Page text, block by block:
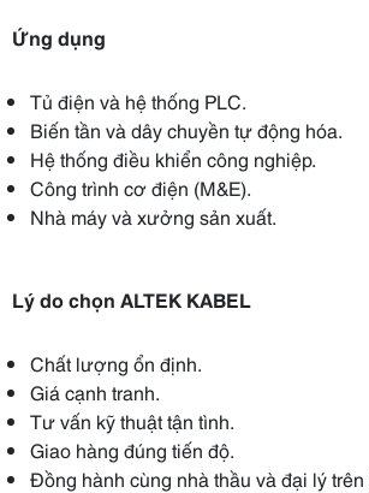
Ứng dụng
Tủ điện và hệ thống PLC.
Biến tần và dây chuyền tự động hóa.
Hệ thống điều khiển công nghiệp.
Công trình cơ điện (M&E).
Nhà máy và xưởng sản xuất.
Lý do chọn ALTEK KABEL
Chất lượng ổn định.
Giá cạnh tranh.
Tư vấn kỹ thuật tận tình.
Giao hàng đúng tiến độ.
Đồng hành cùng nhà thầu và đại lý trên